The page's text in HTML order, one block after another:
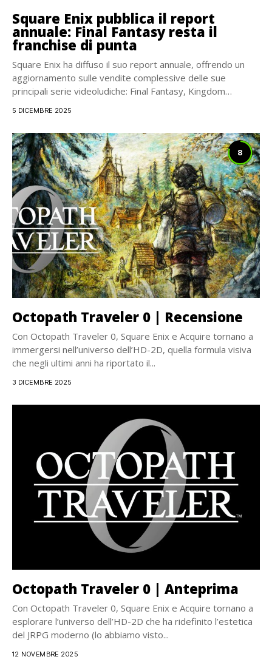
Square Enix pubblica il report
annuale: Final Fantasy resta il
franchise di punta
Square Enix ha diffuso il suo report annuale, offrendo un
aggiornamento sulle vendite complessive delle sue
principali serie videoludiche: Final Fantasy, Kingdom
5 DICEMBRE 2025
8
Octopath Traveler 0 | Recensione
Con Octopath Traveler 0, Square Enix e Acquire tornano a
immergersi nell’universo dell’HD-2D, quella formula visiva
che negli ultimi anni ha riportato il...
3 DICEMBRE 2025
Octopath Traveler 0 | Anteprima
Con Octopath Traveler 0, Square Enix e Acquire tornano a
esplorare l’universo dell’HD-2D che ha ridefinito l’estetica
del JRPG moderno (lo abbiamo visto...
12 NOVEMBRE 2025